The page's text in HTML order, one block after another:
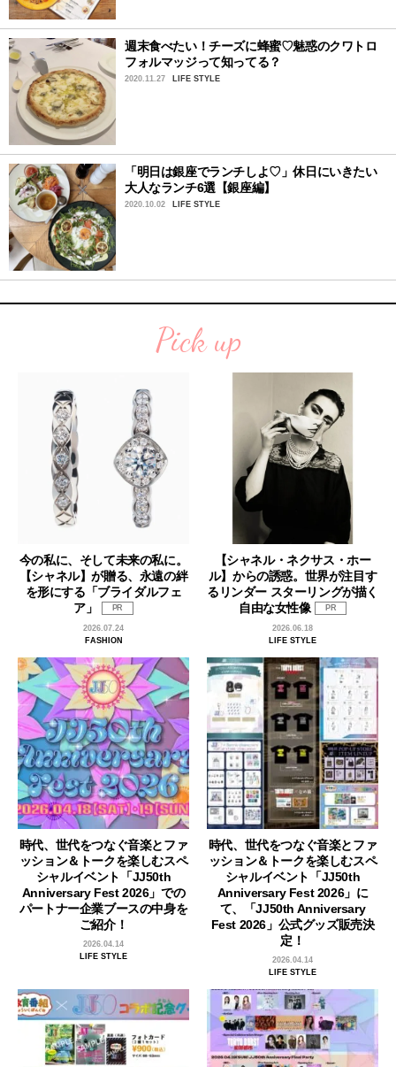
週末食べたい！チーズに蜂蜜♡魅惑のクワトロ
フォルマッジって知ってる？
2020.11.27 LIFE STYLE
「明日は銀座でランチしよ♡」休日にいきたい
大人なランチ6選【銀座編】
2020.10.02 LIFE STYLE
Pick up
今の私に、そして未来の私に。
【シャネル】が贈る、永遠の絆
を形にする「ブライダルフェ
ア」
PR
2026.07.24
FASHION
【シャネル・ネクサス・ホー
ル】からの誘惑。世界が注目す
るリンダー スターリングが描く
自由な女性像
PR
2026.06.18
LIFE STYLE
時代、世代をつなぐ音楽とファ
ッション＆トークを楽しむスペ
シャルイベント「JJ50th
Anniversary Fest 2026」での
パートナー企業ブースの中身を
ご紹介！
2026.04.14
LIFE STYLE
時代、世代をつなぐ音楽とファ
ッション＆トークを楽しむスペ
シャルイベント「JJ50th
Anniversary Fest 2026」に
て、「JJ50th Anniversary
Fest 2026」公式グッズ販売決
定！
2026.04.14
LIFE STYLE